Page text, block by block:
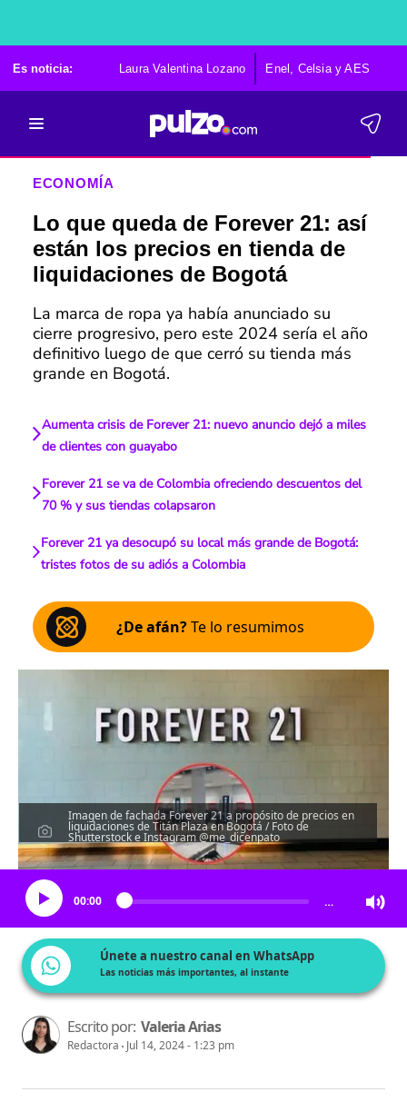
Es noticia: Laura Valentina Lozano Enel, Celsia y AES
ECONOMÍA
Lo que queda de Forever 21: así
están los precios en tienda de
liquidaciones de Bogotá
La marca de ropa ya había anunciado su
cierre progresivo, pero este 2024 sería el año
definitivo luego de que cerró su tienda más
grande en Bogotá.
Aumenta crisis de Forever 21: nuevo anuncio dejó a miles
de clientes con guayabo
Forever 21 se va de Colombia ofreciendo descuentos del
70 % y sus tiendas colapsaron
Forever 21 ya desocupó su local más grande de Bogotá:
tristes fotos de su adiós a Colombia
¿De afán?Te lo resumimos
Imagen de fachada Forever 21 a propósito de precios en
liquidaciones de Titán Plaza en Bogotá / Foto de
Shutterstock e Instagram @me_dicenpato
Escucha el artículo
00:00 …
Únete a nuestro canal en WhatsApp
Las noticias más importantes, al instante
Escrito por: Valeria Arias
Redactora Jul 14, 2024 - 1:23 pm